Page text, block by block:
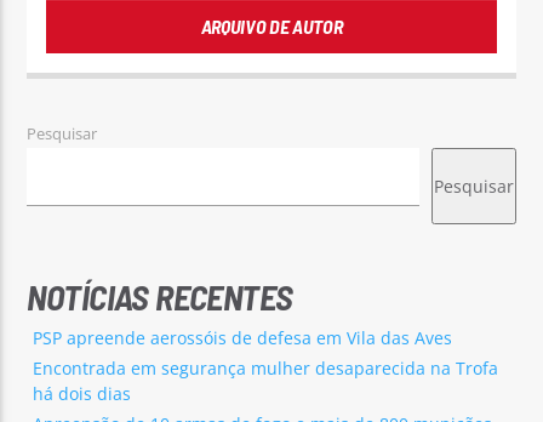
ARQUIVO DE AUTOR
Pesquisar
Pesquisar
NOTÍCIAS RECENTES
PSP apreende aerossóis de defesa em Vila das Aves
Encontrada em segurança mulher desaparecida na Trofa
há dois dias